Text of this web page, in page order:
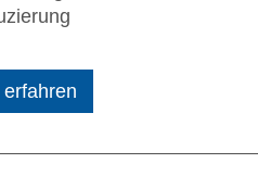
erfahren